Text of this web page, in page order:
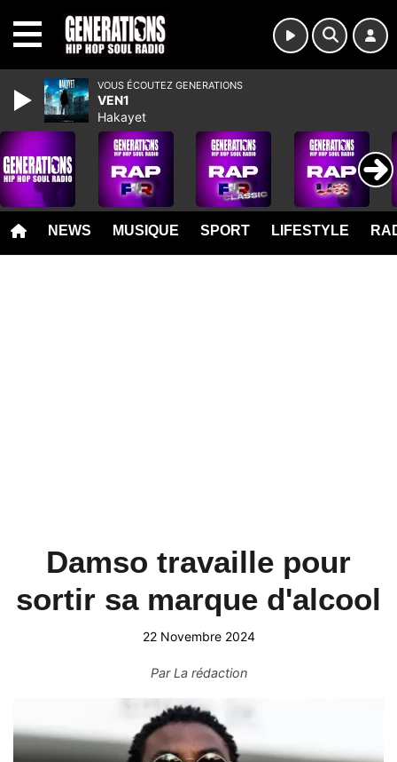
NEWS MUSIQUE SPORT LIFESTYLE
Damso travaille pour
sortir sa marque d'alcool
22 Novembre 2024
ParLa rédaction
VOUS ÉCOUTEZ GENERATIONS
VEN1
Hakayet